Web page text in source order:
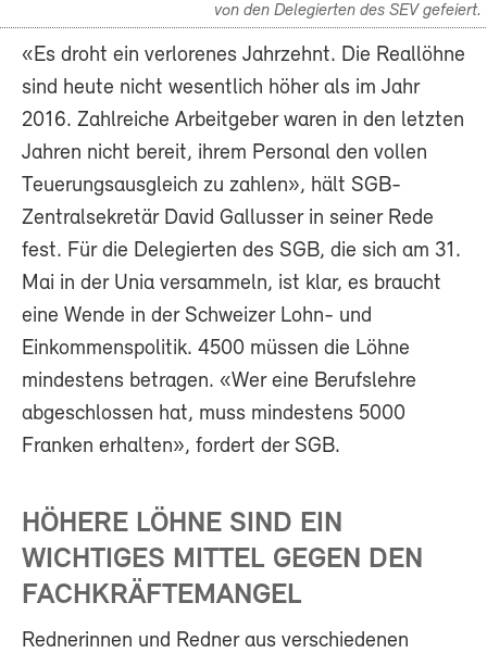
von den Delegierten des SEV gefeiert.
«Es droht ein verlorenes Jahrzehnt. Die Reallöhne
sind heute nicht wesentlich höher als im Jahr
2016. Zahlreiche Arbeitgeber waren in den letzten
Jahren nicht bereit, ihrem Personal den vollen
Teuerungsausgleich zu zahlen», hält SGB-
Zentralsekretär David Gallusser in seiner Rede
fest. Für die Delegierten des SGB, die sich am 31.
Mai in der Unia versammeln, ist klar, es braucht
eine Wende in der Schweizer Lohn- und
Einkommenspolitik. 4500 müssen die Löhne
mindestens betragen. «Wer eine Berufslehre
abgeschlossen hat, muss mindestens 5000
Franken erhalten», fordert der SGB.
HÖHERE LÖHNE SIND EIN
WICHTIGES MITTEL GEGEN DEN
FACHKRÄFTEMANGEL
Rednerinnen und Redner aus verschiedenen